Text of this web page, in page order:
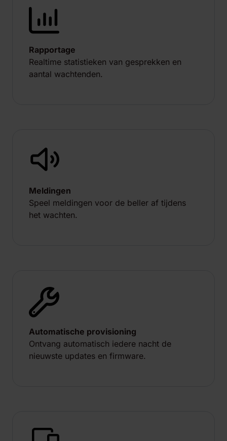
Rapportage
Realtime statistieken van gesprekken en
aantal wachtenden.
Meldingen
Speel meldingen voor de beller af tijdens
het wachten.
Automatische provisioning
Ontvang automatisch iedere nacht de
nieuwste updates en firmware.